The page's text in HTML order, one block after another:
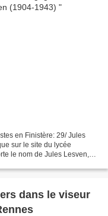
en Finistère: 29/ Jules
sur le site du lycée
le nom de Jules Lesven,
dans le viseur